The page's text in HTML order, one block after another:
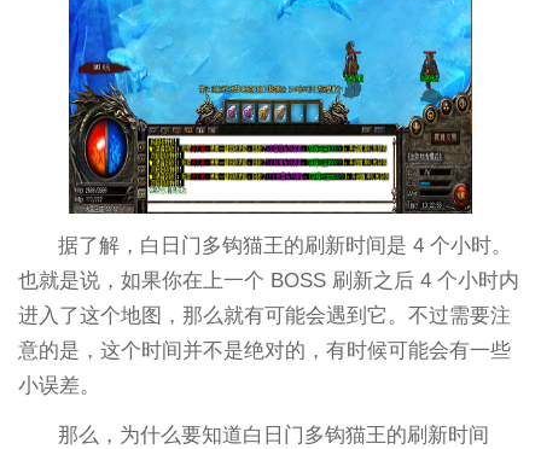
据了解，白日门多钩猫王的刷新时间是 4 个小时。
也就是说，如果你在上一个 BOSS 刷新之后 4 个小时内
进入了这个地图，那么就有可能会遇到它。不过需要注
意的是，这个时间并不是绝对的，有时候可能会有一些
小误差。
那么，为什么要知道白日门多钩猫王的刷新时间